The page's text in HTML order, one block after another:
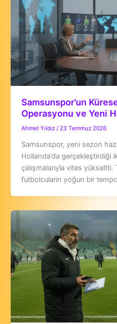
Samsunspor’un
Operasyonu ve Yeni
Ahmet Yıldız/ 23 Temmuz 2026
Samsunspor, yeni sezon
Hollanda’da gerçekleştirdiği
çalışmalarıyla vites
futbolcuların yoğun bir tempo